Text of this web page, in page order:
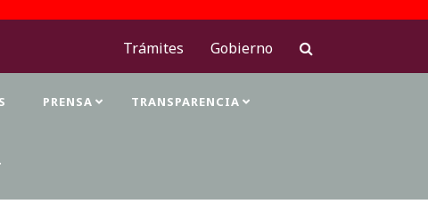
Trámites
Gobierno
PRENSA TRANSPARENCIA